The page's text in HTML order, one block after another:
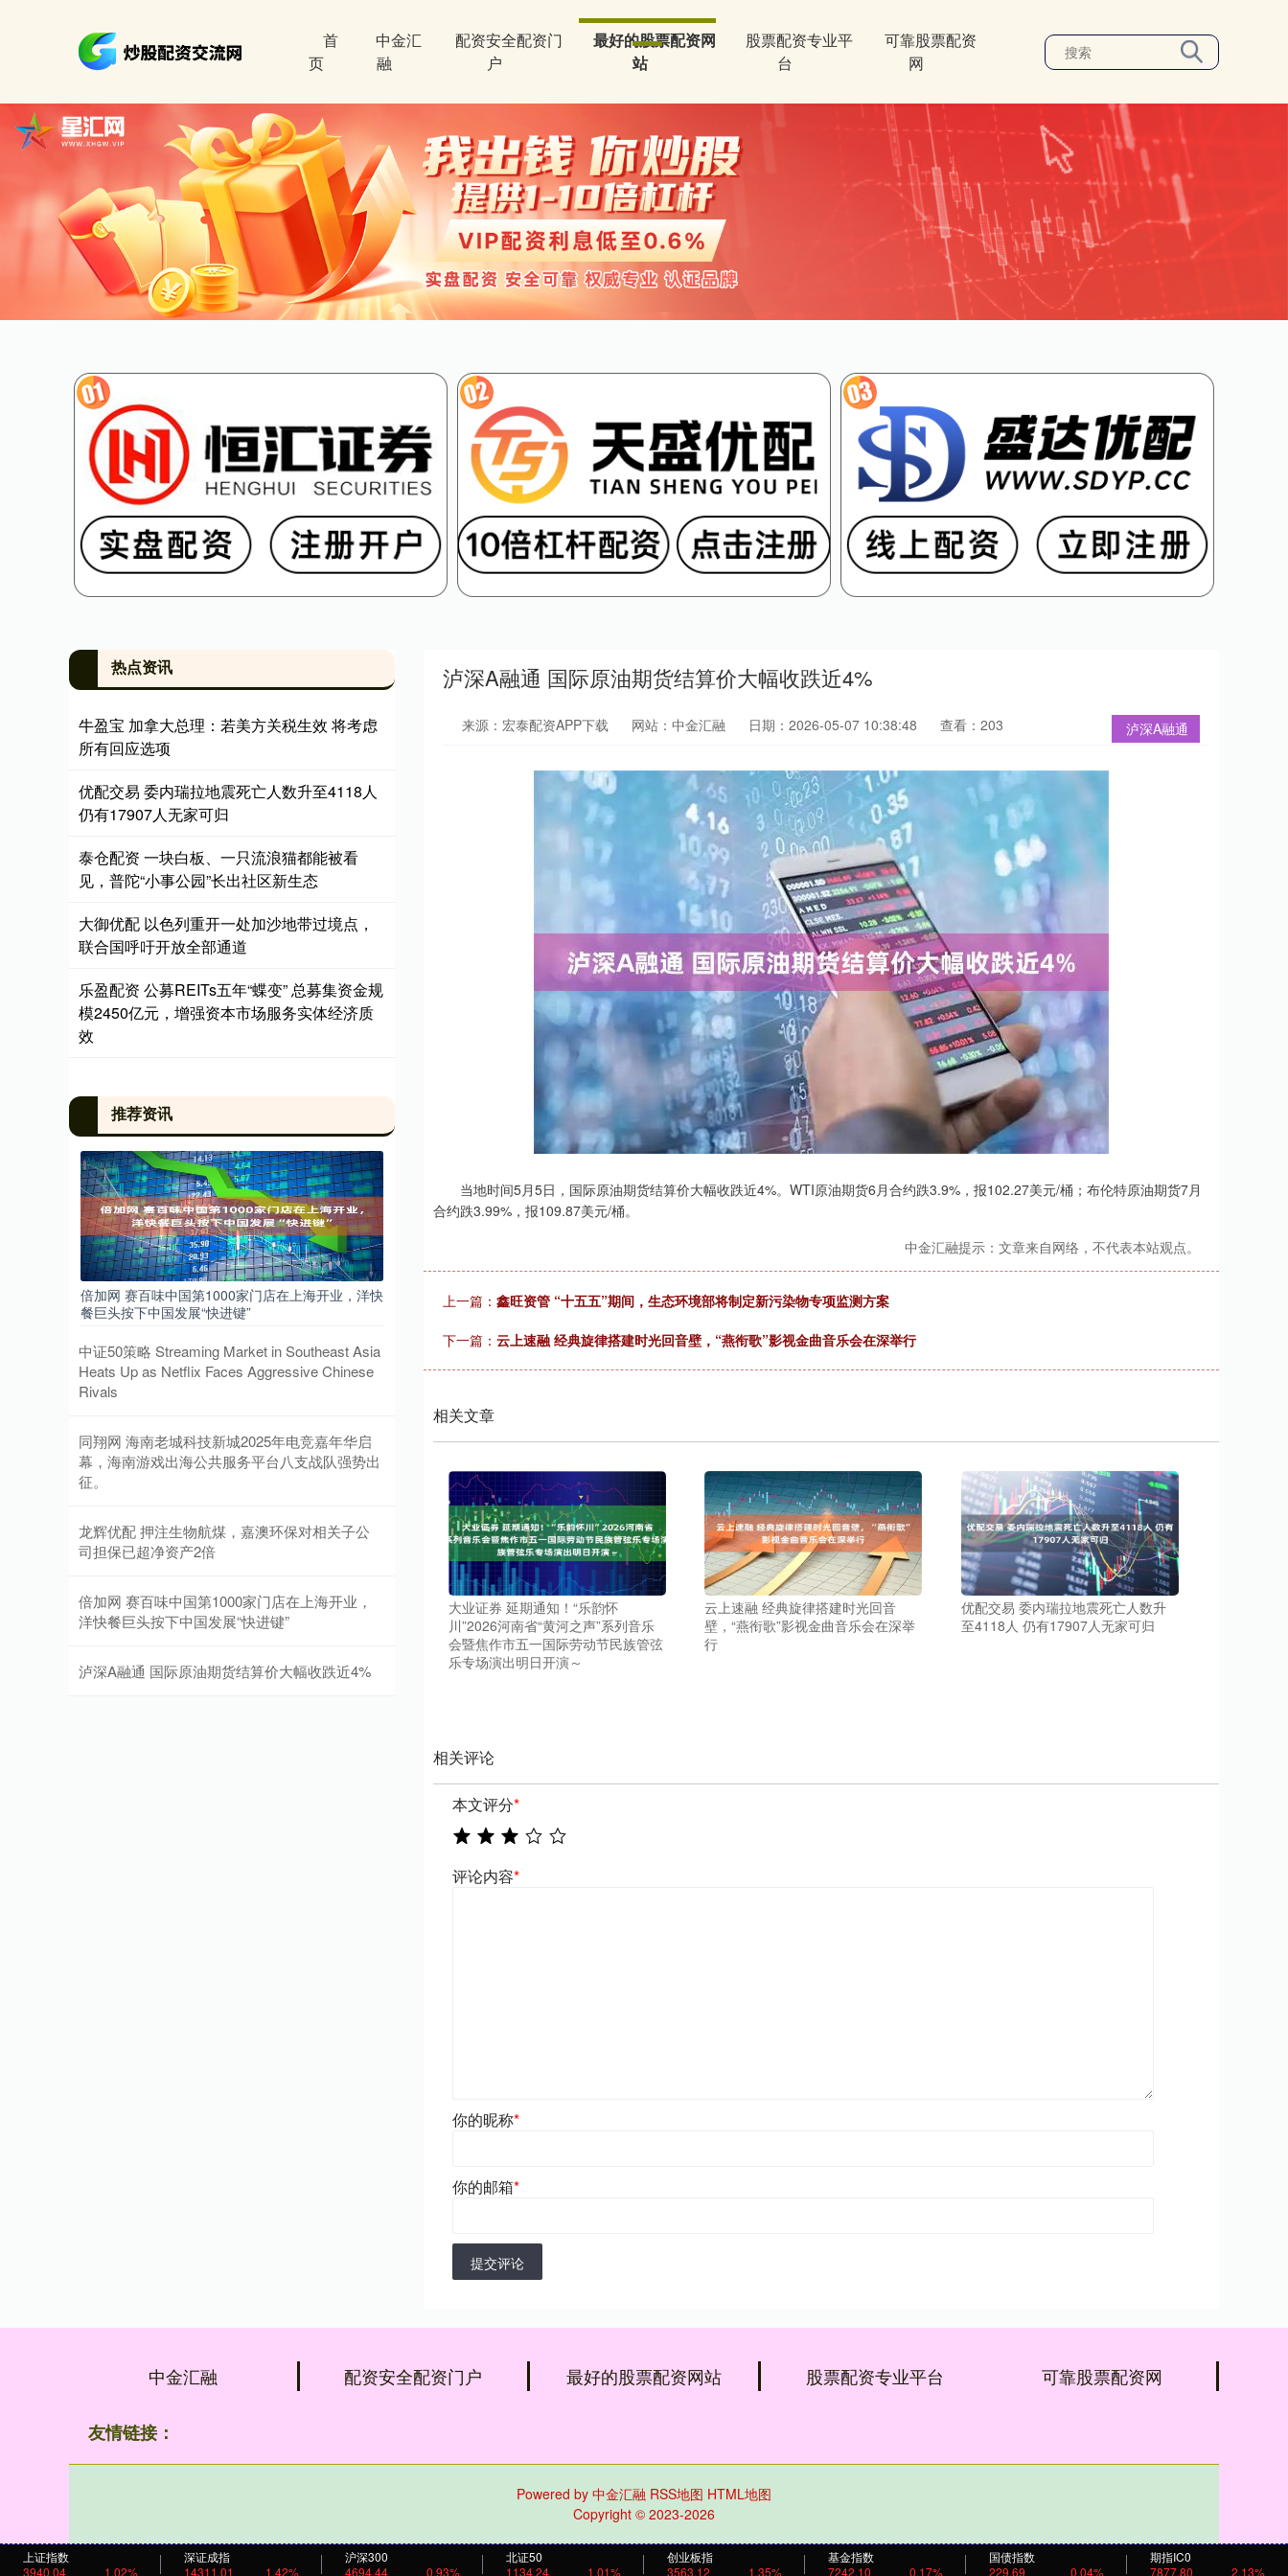
首
页
中金汇
融
配资安全配资门
户
最好的股票配资网
站
股票配资专业平
台
可靠股票配资
网
泸深A融通 国际原油期货结算价大幅收跌近4%
泸深A融通
来源：宏泰配资APP下载 网站：中金汇融 日期：2026-05-07 10:38:48 查看：203
当地时间5月5日，国际原油期货结算价大幅收跌近4%。WTI原油期货6月合约跌3.9%，报102.27美元/桶；布伦特原油期货7月
合约跌3.99%，报109.87美元/桶。
中金汇融提示：文章来自网络，不代表本站观点。
上一篇： 鑫旺资管 “十五五”期间，生态环境部将制定新污染物专项监测方案
下一篇： 云上速融 经典旋律搭建时光回音壁，“燕衔歌”影视金曲音乐会在深举行
相关文章
大业证券 延期通知！“乐韵怀
川”2026河南省“黄河之声”系列音乐
会暨焦作市五一国际劳动节民族管弦
乐专场演出明日开演～
云上速融 经典旋律搭建时光回音
壁，“燕衔歌”影视金曲音乐会在深举
行
优配交易 委内瑞拉地震死亡人数升
至4118人 仍有17907人无家可归
相关评论
本文评分*
评论内容*
你的昵称*
你的邮箱*
提交评论
热点资讯
牛盈宝 加拿大总理：若美方关税生效 将考虑
所有回应选项
优配交易 委内瑞拉地震死亡人数升至4118人
仍有17907人无家可归
泰仓配资 一块白板、一只流浪猫都能被看
见，普陀“小事公园”长出社区新生态
大御优配 以色列重开一处加沙地带过境点，
联合国呼吁开放全部通道
乐盈配资 公募REITs五年“蝶变” 总募集资金规
模2450亿元，增强资本市场服务实体经济质
效
推荐资讯
倍加网 赛百味中国第1000家门店在上海开业，洋快
餐巨头按下中国发展“快进键”
中证50策略 Streaming Market in Southeast Asia
Heats Up as Netflix Faces Aggressive Chinese
Rivals
同翔网 海南老城科技新城2025年电竞嘉年华启
幕，海南游戏出海公共服务平台八支战队强势出
征。
龙辉优配 押注生物航煤，嘉澳环保对相关子公
司担保已超净资产2倍
倍加网 赛百味中国第1000家门店在上海开业，
洋快餐巨头按下中国发展“快进键”
泸深A融通 国际原油期货结算价大幅收跌近4%
上证指数
3940.04
1.02%
深证成指
14311.01
1.42%
沪深300
4694.44
0.93%
北证50
1134.24
1.01%
创业板指
3563.12
1.35%
基金指数
7242.10
0.17%
国债指数
229.69
0.04%
期指IC0
7877.80
2.13%
中金汇融 配资安全配资门户 最好的股票配资网站 股票配资专业平台 可靠股票配资网
友情链接：
Powered by 中金汇融 RSS地图 HTML地图
Copyright © 2023-2026